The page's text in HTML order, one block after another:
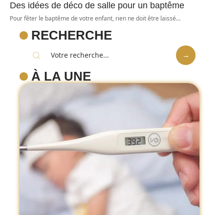
Des idées de déco de salle pour un baptême
Pour fêter le baptême de votre enfant, rien ne doit être laissé…
RECHERCHE
À LA UNE